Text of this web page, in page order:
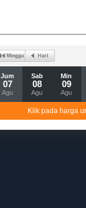
Jum
07
Agu
Sab
08
Agu
Min
09
Agu
Klik pada harga